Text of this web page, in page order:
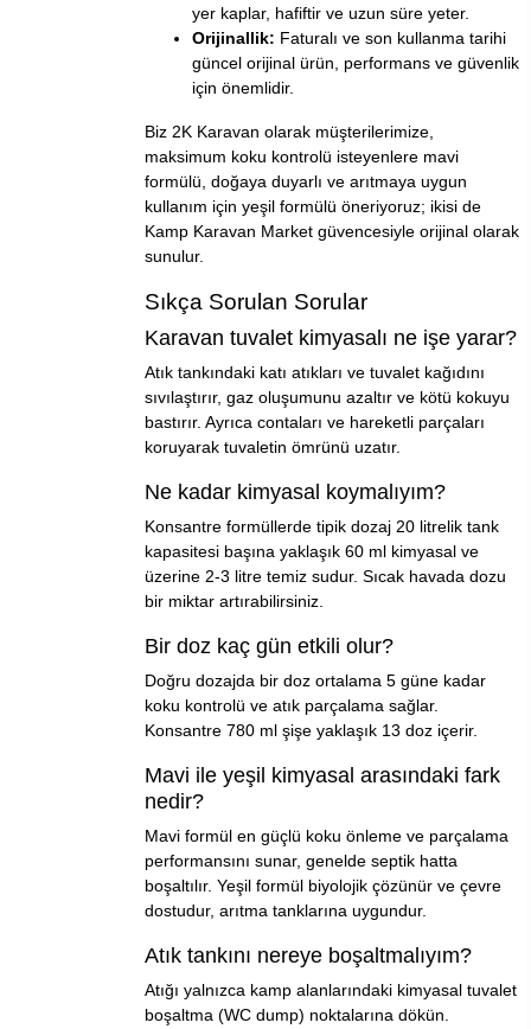
yer kaplar, hafiftir ve uzun süre yeter.
Orijinallik: Faturalı ve son kullanma tarihi
güncel orijinal ürün, performans ve güvenlik
için önemlidir.
Biz 2K Karavan olarak müşterilerimize,
maksimum koku kontrolü isteyenlere mavi
formülü, doğaya duyarlı ve arıtmaya uygun
kullanım için yeşil formülü öneriyoruz; ikisi de
Kamp Karavan Market güvencesiyle orijinal olarak
sunulur.
Sıkça Sorulan Sorular
Karavan tuvalet kimyasalı ne işe yarar?
Atık tankındaki katı atıkları ve tuvalet kağıdını
sıvılaştırır, gaz oluşumunu azaltır ve kötü kokuyu
bastırır. Ayrıca contaları ve hareketli parçaları
koruyarak tuvaletin ömrünü uzatır.
Ne kadar kimyasal koymalıyım?
Konsantre formüllerde tipik dozaj 20 litrelik tank
kapasitesi başına yaklaşık 60 ml kimyasal ve
üzerine 2-3 litre temiz sudur. Sıcak havada dozu
bir miktar artırabilirsiniz.
Bir doz kaç gün etkili olur?
Doğru dozajda bir doz ortalama 5 güne kadar
koku kontrolü ve atık parçalama sağlar.
Konsantre 780 ml şişe yaklaşık 13 doz içerir.
Mavi ile yeşil kimyasal arasındaki fark
nedir?
Mavi formül en güçlü koku önleme ve parçalama
performansını sunar, genelde septik hatta
boşaltılır. Yeşil formül biyolojik çözünür ve çevre
dostudur, arıtma tanklarına uygundur.
Atık tankını nereye boşaltmalıyım?
Atığı yalnızca kamp alanlarındaki kimyasal tuvalet
boşaltma (WC dump) noktalarına dökün.